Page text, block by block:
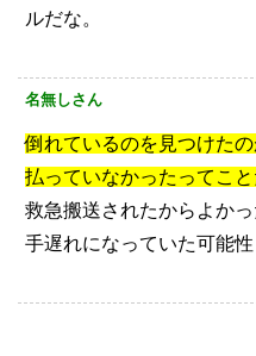
ルだな。
名無しさん
倒れているのを見つけた
払っていなかったってこと
救急搬送されたからよか
手遅れになっていた可能性